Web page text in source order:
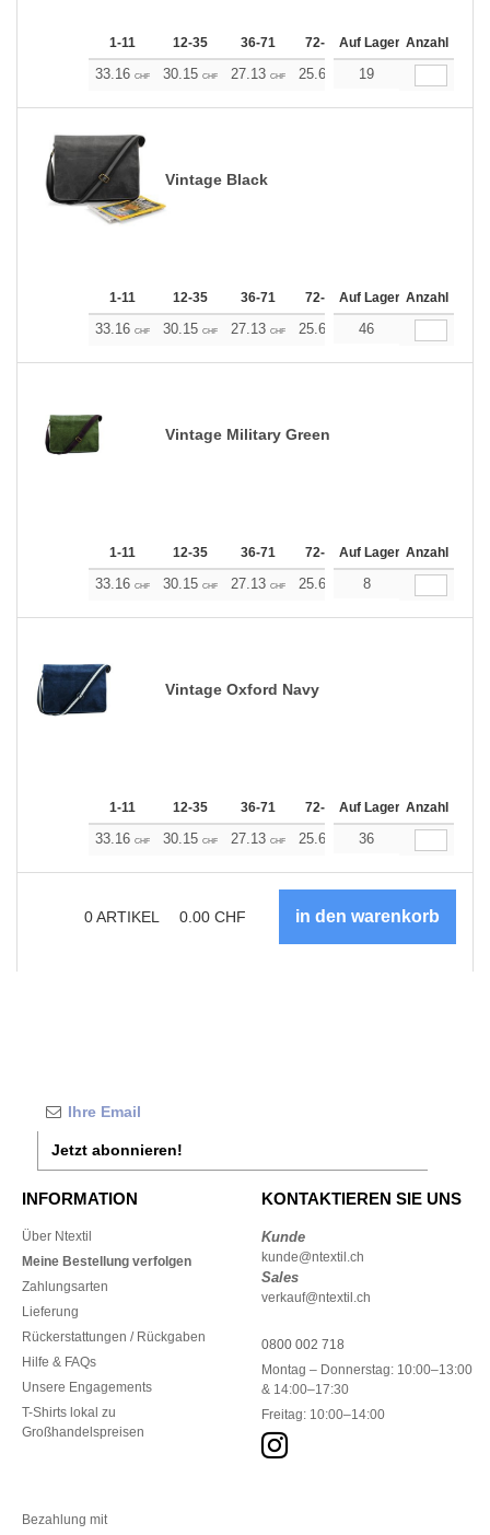
1-11 12-35 36-71 72-143 144-287 288 +
Auf Lager Anzahl
33.16 CHF 30.15 CHF 27.13 CHF 25.63 24.12
19
Vintage Black
1-11 12-35 36-71 72-143 144-287 288 +
Auf Lager Anzahl
33.16 CHF 30.15 CHF 27.13 CHF 25.63 24.12
46
Vintage Military Green
1-11 12-35 36-71 72-143 144-287 288 +
Auf Lager Anzahl
33.16 CHF 30.15 CHF 27.13 CHF 25.63 24.12
8
Vintage Oxford Navy
1-11 12-35 36-71 72-143 144-287 288 +
Auf Lager Anzahl
33.16 CHF 30.15 CHF 27.13 CHF 25.63 24.12
36
0ARTIKEL 0.00 CHF
Jetzt abonnieren!
INFORMATION
Über Ntextil
Meine Bestellung verfolgen
Zahlungsarten
Lieferung
Rückerstattungen / Rückgaben
Hilfe & FAQs
Unsere Engagements
T-Shirts lokal zu
Großhandelspreisen
KONTAKTIEREN SIE UNS
Kunde
kunde@ntextil.ch
Sales
verkauf@ntextil.ch
0800 002 718
Montag – Donnerstag: 10:00–13:00
& 14:00–17:30
Freitag: 10:00–14:00
Bezahlung mit